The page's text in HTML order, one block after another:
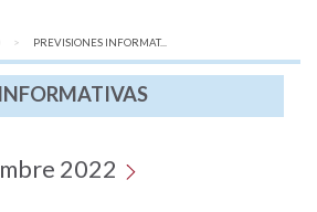
AQUÍ:
PREVISIONES INFORMAT...
2022